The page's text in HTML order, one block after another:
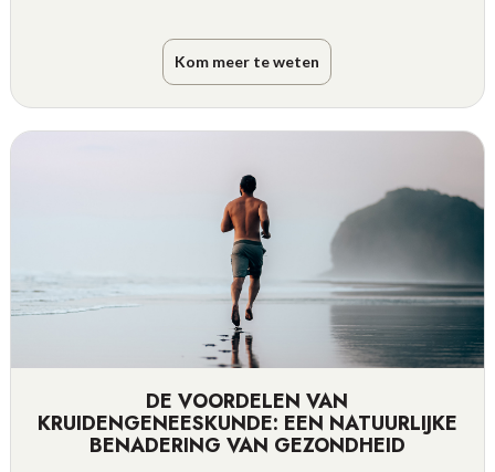
Kom meer te weten
DE VOORDELEN VAN
KRUIDENGENEESKUNDE: EEN NATUURLIJKE
BENADERING VAN GEZONDHEID